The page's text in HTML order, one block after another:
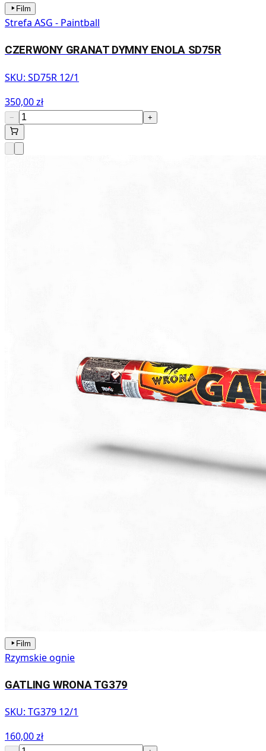
Film
Strefa ASG - Paintball
CZERWONY GRANAT DYMNY ENOLA SD75R
SKU: SD75R 12/1
350,00 zł
− +
Film
Rzymskie ognie
GATLING WRONA TG379
SKU: TG379 12/1
160,00 zł